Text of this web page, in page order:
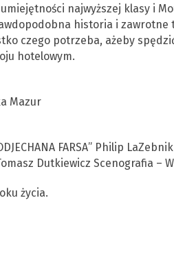
najwyższej klasy i
historia i zawrotne
czego potrzeba, ażeby
hotelowym.
Mazur
FARSA” Philip
Dutkiewicz Scenografia –
życia.